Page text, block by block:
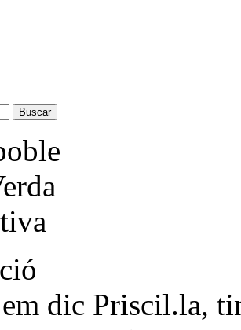
dic Priscil.la,